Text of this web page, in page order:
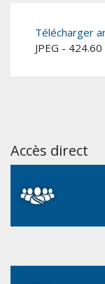
Télécharger
JPEG - 424.60
Accès direct